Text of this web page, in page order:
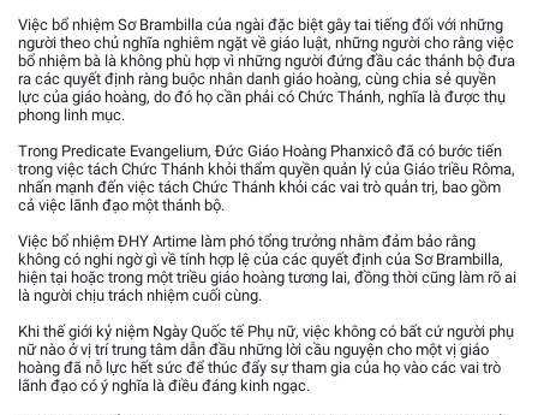
Việc bổ nhiệm Sơ Brambilla của ngài đặc biệt gây tai tiếng đối với những
người theo chủ nghĩa nghiêm ngặt về giáo luật, những người cho rằng việc
bổ nhiệm bà là không phù hợp vì những người đứng đầu các thánh bộ đưa
ra các quyết định ràng buộc nhân danh giáo hoàng, cùng chia sẻ quyền
lực của giáo hoàng, do đó họ cần phải có Chức Thánh, nghĩa là được thụ
phong linh mục.
Trong Predicate Evangelium, Đức Giáo Hoàng Phanxicô đã có bước tiến
trong việc tách Chức Thánh khỏi thẩm quyền quản lý của Giáo triều Rôma,
nhấn mạnh đến việc tách Chức Thánh khỏi các vai trò quản trị, bao gồm
cả việc lãnh đạo một thánh bộ.
Việc bổ nhiệm ĐHY Artime làm phó tổng trưởng nhằm đảm bảo rằng
không có nghi ngờ gì về tính hợp lệ của các quyết định của Sơ Brambilla,
hiện tại hoặc trong một triều giáo hoàng tương lai, đồng thời cũng làm rõ ai
là người chịu trách nhiệm cuối cùng.
Khi thế giới kỷ niệm Ngày Quốc tế Phụ nữ, việc không có bất cứ người phụ
nữ nào ở vị trí trung tâm dẫn đầu những lời cầu nguyện cho một vị giáo
hoàng đã nỗ lực hết sức để thúc đẩy sự tham gia của họ vào các vai trò
lãnh đạo có ý nghĩa là điều đáng kinh ngạc.